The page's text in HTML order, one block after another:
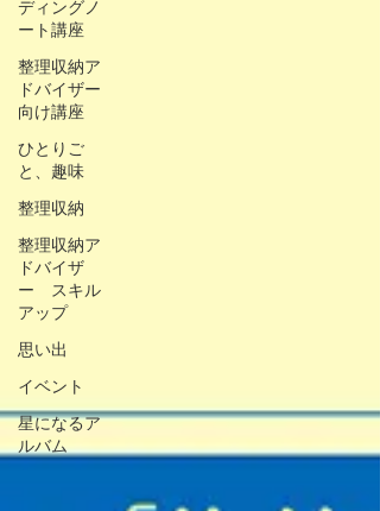
ディングノ
ート講座
整理収納ア
ドバイザー
向け講座
ひとりご
と、趣味
整理収納
整理収納ア
ドバイザ
ー スキル
アップ
思い出
イベント
星になるア
ルバム